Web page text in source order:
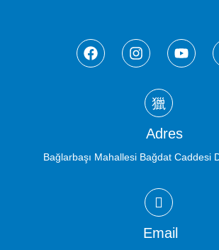
Adres
Bağlarbaşı Mahallesi Bağdat Caddesi
Email